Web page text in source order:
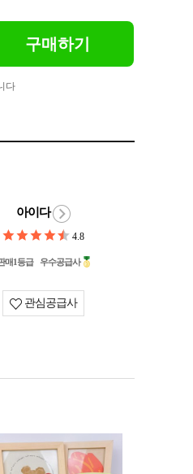
구매하기
다
아이다
4.8
매1등급 우수공급사
관심공급사